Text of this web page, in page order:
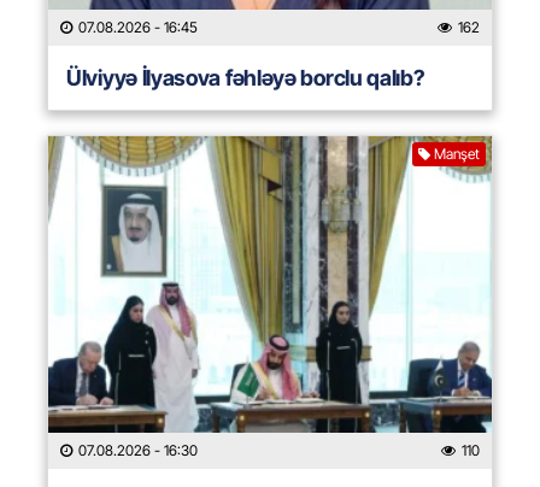
07.08.2026 - 16:45 162
Ülviyyə İlyasova fəhləyə borclu qalıb?
Manşet
07.08.2026 - 16:30 110